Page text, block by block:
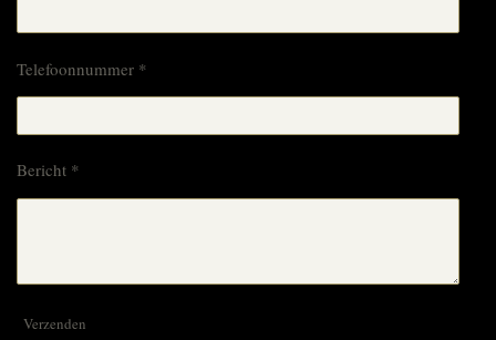
Telefoonnummer *
Bericht *
Verzenden